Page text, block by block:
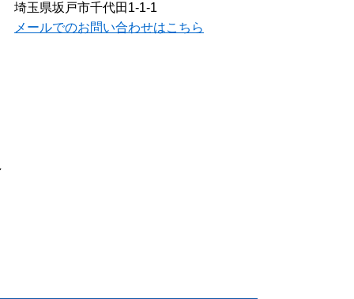
埼玉県坂戸市千代田1-1-1
メールでのお問い合わせはこちら